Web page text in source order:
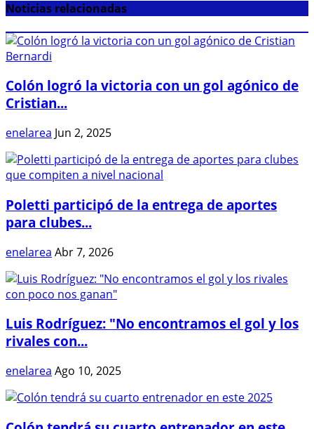
Noticias relacionadas
Colón logró la victoria con un gol agónico de
Cristian...
enelarea Jun 2, 2025
Poletti participó de la entrega de aportes
para clubes...
enelarea Abr 7, 2026
Luis Rodríguez: "No encontramos el gol y los
rivales con...
enelarea Ago 10, 2025